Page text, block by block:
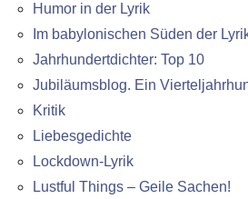
Humor in der Lyrik
Im babylonischen Süden der
Jahrhundertdichter: Top 10
Jubiläumsblog. Ein
Kritik
Liebesgedichte
Lockdown-Lyrik
Lustful Things – Geile Sachen!